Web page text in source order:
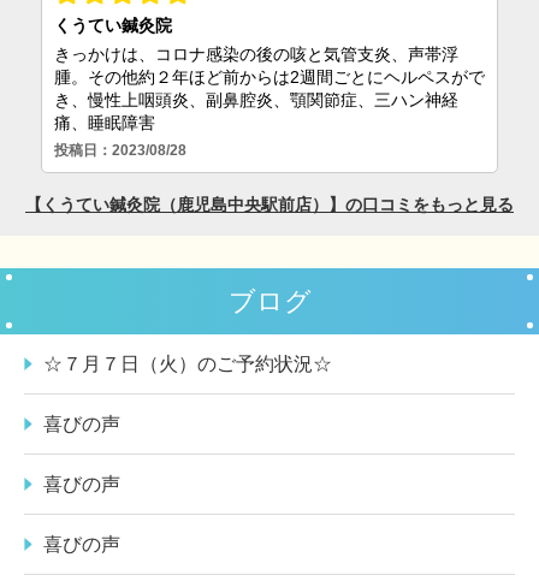
ブログ
☆７月７日（火）のご予約状況☆
喜びの声
喜びの声
喜びの声